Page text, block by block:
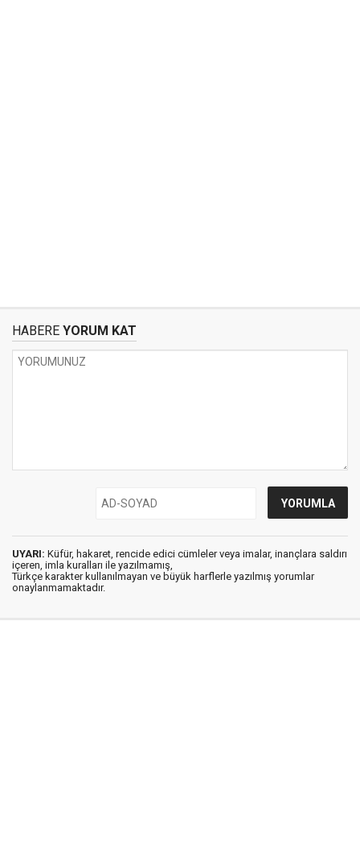
HABERE YORUM KAT
UYARI: Küfür, hakaret, rencide edici cümleler veya imalar, inançlara saldırı
içeren, imla kuralları ile yazılmamış,
Türkçe karakter kullanılmayan ve büyük harflerle yazılmış yorumlar
onaylanmamaktadır.